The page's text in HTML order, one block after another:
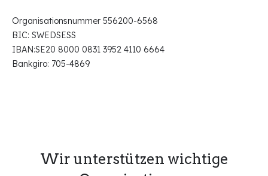
Organisationsnummer 556200-6568
BIC: SWEDSESS
IBAN:SE20 8000 0831 3952 4110 6664
Bankgiro: 705-4869
Wir unterstützen wichtige